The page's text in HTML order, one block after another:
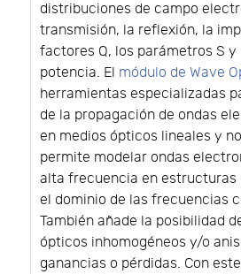
distribuciones de campo
transmisión, la reflexión, la
factores Q, los parámetros S y
potencia. El módulo de Wave
herramientas especializadas
de la propagación de ondas
en medios ópticos lineales y
permite modelar ondas
alta frecuencia en estructuras
el dominio de las frecuencias
También añade la posibilidad
ópticos inhomogéneos y/o
ganancias o pérdidas. Con